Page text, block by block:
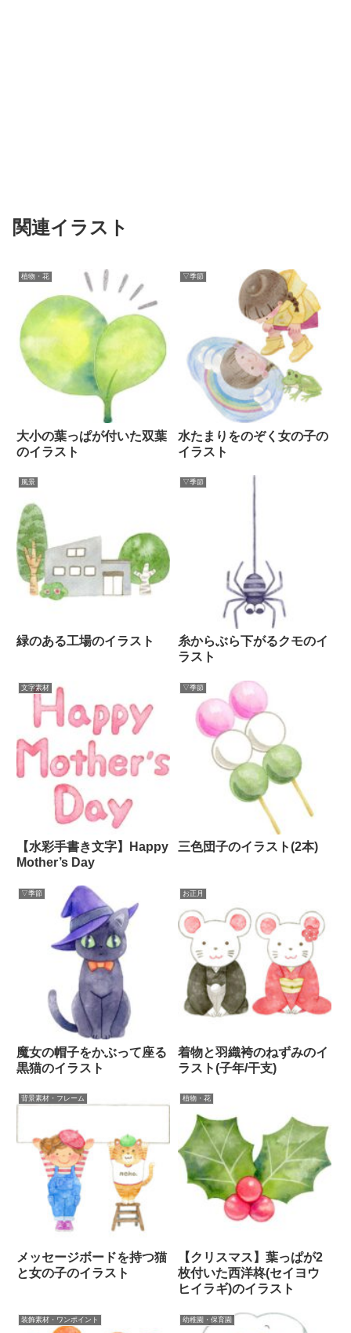
関連イラスト
植物・花
大小の葉っぱが付いた双葉
のイラスト
▽季節
水たまりをのぞく女の子の
イラスト
風景
緑のある工場のイラスト
▽季節
糸からぶら下がるクモのイ
ラスト
文字素材
【水彩手書き文字】Happy
Mother’s Day
▽季節
三色団子のイラスト(2本)
▽季節
魔女の帽子をかぶって座る
黒猫のイラスト
お正月
着物と羽織袴のねずみのイ
ラスト(子年/干支)
背景素材・フレーム
メッセージボードを持つ猫
と女の子のイラスト
植物・花
【クリスマス】葉っぱが2
枚付いた西洋柊(セイヨウ
ヒイラギ)のイラスト
装飾素材・ワンポイント 幼稚園・保育園